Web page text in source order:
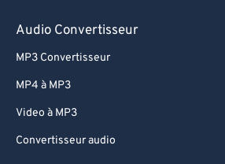
Audio Convertisseur
MP3 Convertisseur
MP4 à MP3
Video à MP3
Convertisseur audio